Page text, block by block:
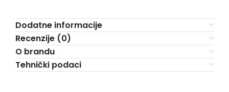
Dodatne informacije
Recenzije (0)
O brandu
Tehnički podaci